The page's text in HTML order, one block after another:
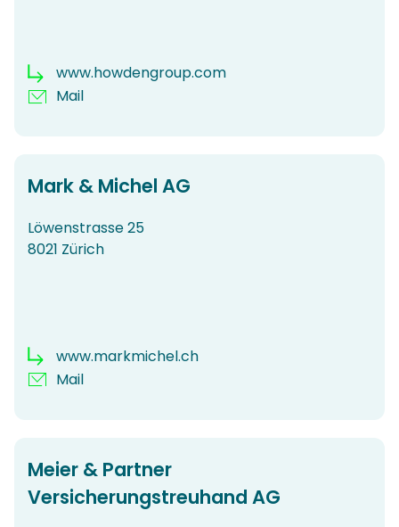
www.howdengroup.com
Mail
Mark & Michel AG
Löwenstrasse 25
8021 Zürich
www.markmichel.ch
Mail
Meier & Partner
Versicherungstreuhand AG